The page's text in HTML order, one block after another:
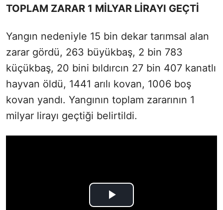
TOPLAM ZARAR 1 MİLYAR LİRAYI GEÇTİ
Yangın nedeniyle 15 bin dekar tarımsal alan
zarar gördü, 263 büyükbaş, 2 bin 783
küçükbaş, 20 bini bıldırcın 27 bin 407 kanatlı
hayvan öldü, 1441 arılı kovan, 1006 boş
kovan yandı. Yangının toplam zararının 1
milyar lirayı geçtiği belirtildi.